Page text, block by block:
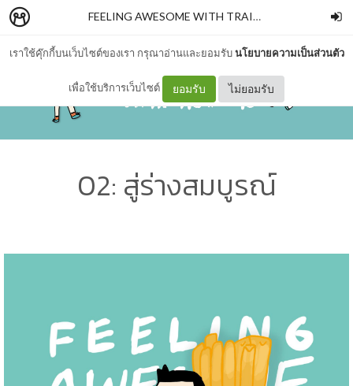
เราใช้คุ๊กกี้บนเว็บไซต์ของเรา กรุณาอ่านและยอมรับนโยบายความเป็นส่วนตัว
เพื่อใช้บริการเว็บไซต์ ยอมรับ ไม่ยอมรับ
FEELING AWESOME WITH TRAINER Teepagorn
02: สู่ร่างสมบูรณ์